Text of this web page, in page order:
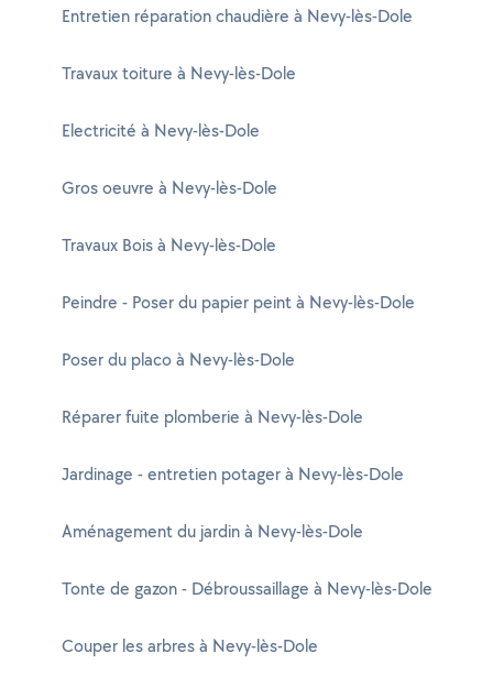
Entretien réparation chaudière à Nevy-lès-Dole
Travaux toiture à Nevy-lès-Dole
Electricité à Nevy-lès-Dole
Gros oeuvre à Nevy-lès-Dole
Travaux Bois à Nevy-lès-Dole
Peindre - Poser du papier peint à Nevy-lès-Dole
Poser du placo à Nevy-lès-Dole
Réparer fuite plomberie à Nevy-lès-Dole
Jardinage - entretien potager à Nevy-lès-Dole
Aménagement du jardin à Nevy-lès-Dole
Tonte de gazon - Débroussaillage à Nevy-lès-Dole
Couper les arbres à Nevy-lès-Dole